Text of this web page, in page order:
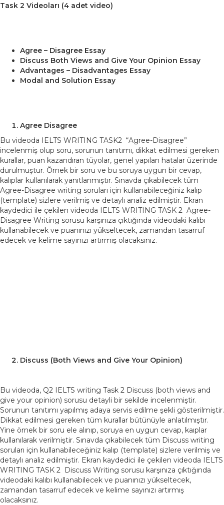
Task 2 Videoları (4 adet video)
Agree – Disagree Essay
Discuss Both Views and Give Your Opinion Essay
Advantages – Disadvantages Essay
Modal and Solution Essay
Agree Disagree
Bu videoda IELTS WRITING TASK2 “Agree-Disagree”
incelenmiş olup soru, sorunun tanıtımı, dikkat edilmesi gereken
kurallar, puan kazandıran tüyolar, genel yapılan hatalar üzerinde
durulmuştur. Örnek bir soru ve bu soruya uygun bir cevap,
kalıplar kullanılarak yanıtlanmıştır. Sınavda çıkabilecek tüm
Agree-Disagree writing soruları için kullanabileceğiniz kalıp
(template) sizlere verilmiş ve detaylı analiz edilmiştir. Ekran
kaydedici ile çekilen videoda IELTS WRITING TASK 2 Agree-
Disagree Writing sorusu karşınıza çıktığında videodaki kalıbı
kullanabilecek ve puanınızı yükseltecek, zamandan tasarruf
edecek ve kelime sayınızı artırmış olacaksınız.
Discuss (Both Views and Give Your Opinion)
Bu videoda, Q2 IELTS writing Task 2 Discuss (both views and
give your opinion) sorusu detayli bir sekilde incelenmiştir.
Sorunun tanıtımı yapılmış adaya servis edilme şekli gösterilmiştir.
Dikkat edilmesi gereken tüm kurallar bütünüyle anlatılmıştır.
Yine örnek bir soru ele alınıp, soruya en uygun cevap, kaıplar
kullanılarak verilmiştir. Sınavda çıkabilecek tüm Discuss writing
soruları için kullanabileceğiniz kalıp (template) sizlere verilmiş ve
detaylı analiz edilmiştir. Ekran kaydedici ile çekilen videoda IELTS
WRITING TASK 2 Discuss Writing sorusu karşınıza çıktığında
videodaki kalıbı kullanabilecek ve puanınızı yükseltecek,
zamandan tasarruf edecek ve kelime sayınızı artırmış
olacaksınız.